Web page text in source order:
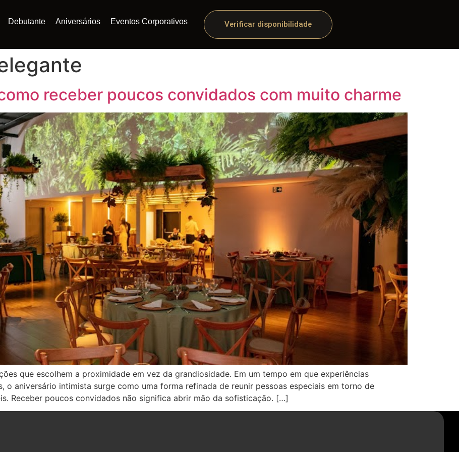
Debutante Aniversários Eventos Corporativos Verificar disponibilidade
receber poucos convidados com muito charme
que escolhem a proximidade em vez da grandiosidade. Em um tempo em que experiências
o aniversário intimista surge como uma forma refinada de reunir pessoas especiais em torno de
Receber poucos convidados não significa abrir mão da sofisticação. […]